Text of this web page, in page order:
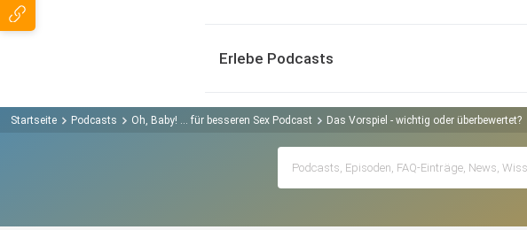
Erlebe Podcasts
Startseite Podcasts Oh, Baby! ... für besseren Sex Podcast Das Vorspiel - wichtig oder überbewertet?